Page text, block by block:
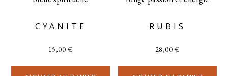
CYANITE
15,00€
RUBIS
28,00€